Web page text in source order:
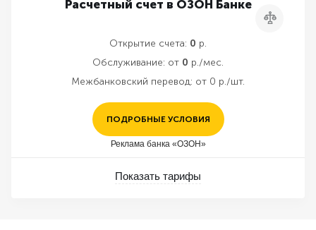
Расчетный счет в ОЗОН Банке
Сравнить
Открытие счета: 0 р.
Обслуживание: от 0 р./мес.
Межбанковский перевод: от 0 р./шт.
ПОДРОБНЫЕ УСЛОВИЯ
Реклама банка «ОЗОН»
Показать тарифы